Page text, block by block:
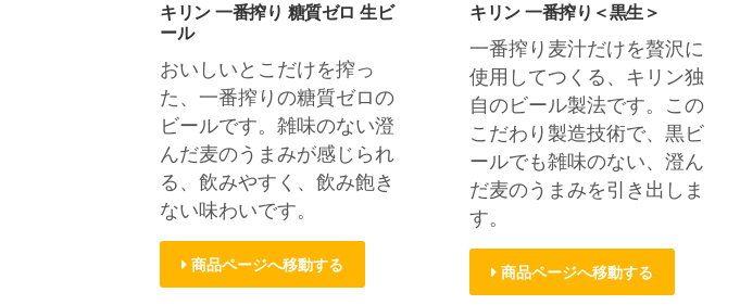
キリン 一番搾り 糖質ゼロ 生ビ
ール
おいしいとこだけを搾っ
た、一番搾りの糖質ゼロの
ビールです。雑味のない澄
んだ麦のうまみが感じられ
る、飲みやすく、飲み飽き
ない味わいです。
商品ページへ移動する
キリン 一番搾り＜黒生＞
一番搾り麦汁だけを贅沢に
使用してつくる、キリン独
自のビール製法です。この
こだわり製造技術で、黒ビ
ールでも雑味のない、澄ん
だ麦のうまみを引き出しま
す。
商品ページへ移動する